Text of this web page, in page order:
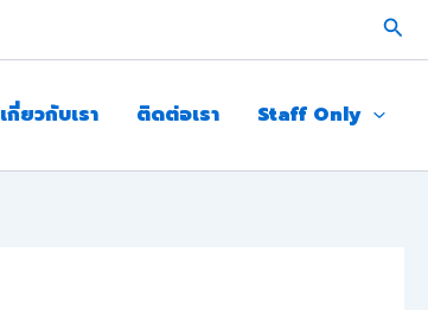
เกี่ยวกับเรา ติดต่อเรา Staff Only